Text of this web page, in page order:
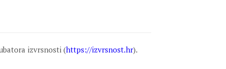
izvrsnosti (https://izvrsnost.hr).